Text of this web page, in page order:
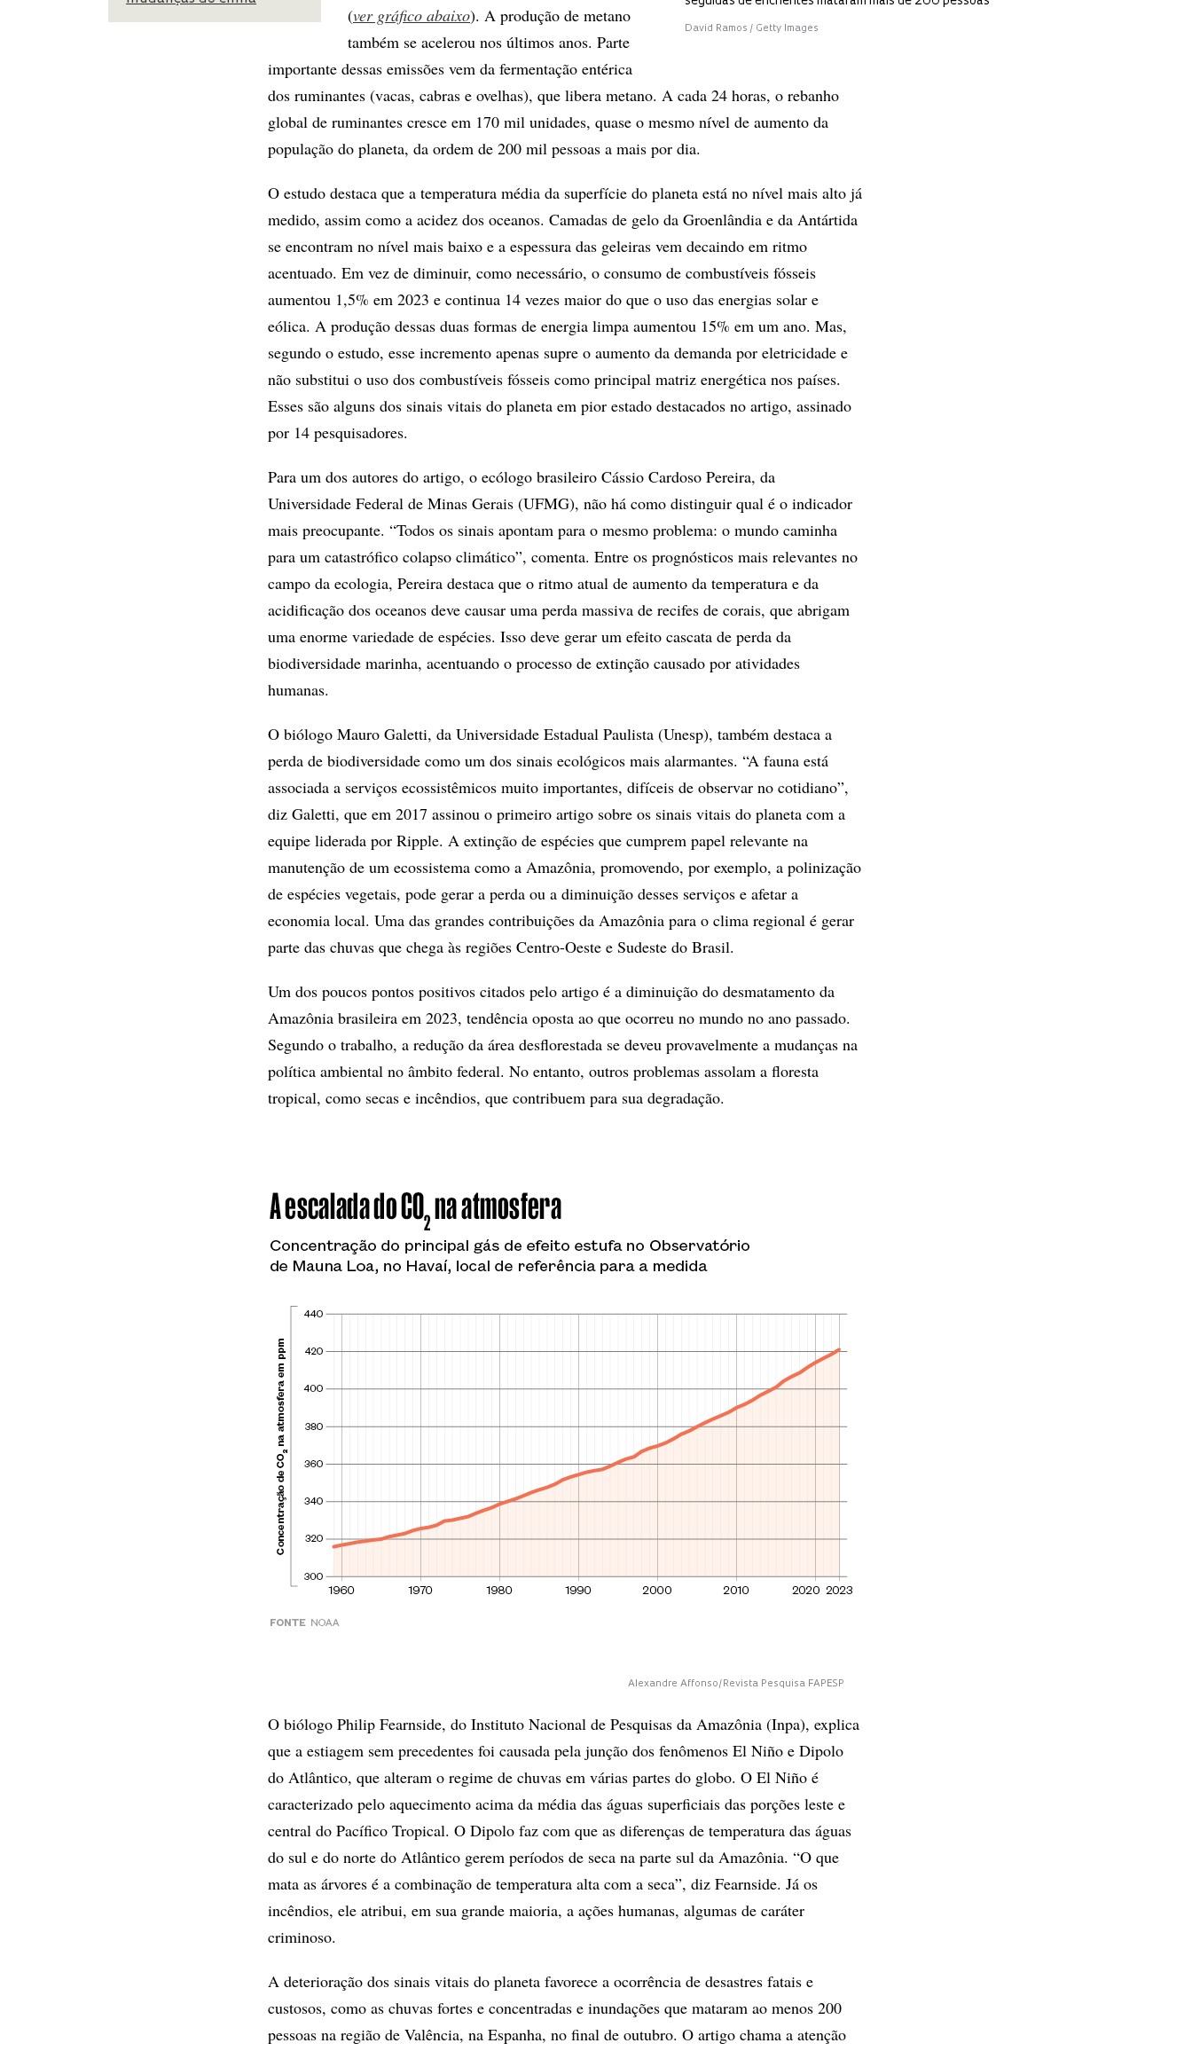
David Ramos / Getty Images
(ver gráfico abaixo). A produção de metano
também se acelerou nos últimos anos. Parte
importante dessas emissões vem da fermentação entérica
dos ruminantes (vacas, cabras e ovelhas), que libera metano. A cada 24 horas, o rebanho
global de ruminantes cresce em 170 mil unidades, quase o mesmo nível de aumento da
população do planeta, da ordem de 200 mil pessoas a mais por dia.
O estudo destaca que a temperatura média da superfície do planeta está no nível mais alto já
medido, assim como a acidez dos oceanos. Camadas de gelo da Groenlândia e da Antártida
se encontram no nível mais baixo e a espessura das geleiras vem decaindo em ritmo
acentuado. Em vez de diminuir, como necessário, o consumo de combustíveis fósseis
aumentou 1,5% em 2023 e continua 14 vezes maior do que o uso das energias solar e
eólica. A produção dessas duas formas de energia limpa aumentou 15% em um ano. Mas,
segundo o estudo, esse incremento apenas supre o aumento da demanda por eletricidade e
não substitui o uso dos combustíveis fósseis como principal matriz energética nos países.
Esses são alguns dos sinais vitais do planeta em pior estado destacados no artigo, assinado
por 14 pesquisadores.
Para um dos autores do artigo, o ecólogo brasileiro Cássio Cardoso Pereira, da
Universidade Federal de Minas Gerais (UFMG), não há como distinguir qual é o indicador
mais preocupante. “Todos os sinais apontam para o mesmo problema: o mundo caminha
para um catastrófico colapso climático”, comenta. Entre os prognósticos mais relevantes no
campo da ecologia, Pereira destaca que o ritmo atual de aumento da temperatura e da
acidificação dos oceanos deve causar uma perda massiva de recifes de corais, que abrigam
uma enorme variedade de espécies. Isso deve gerar um efeito cascata de perda da
biodiversidade marinha, acentuando o processo de extinção causado por atividades
humanas.
O biólogo Mauro Galetti, da Universidade Estadual Paulista (Unesp), também destaca a
perda de biodiversidade como um dos sinais ecológicos mais alarmantes. “A fauna está
associada a serviços ecossistêmicos muito importantes, difíceis de observar no cotidiano”,
diz Galetti, que em 2017 assinou o primeiro artigo sobre os sinais vitais do planeta com a
equipe liderada por Ripple. A extinção de espécies que cumprem papel relevante na
manutenção de um ecossistema como a Amazônia, promovendo, por exemplo, a polinização
de espécies vegetais, pode gerar a perda ou a diminuição desses serviços e afetar a
economia local. Uma das grandes contribuições da Amazônia para o clima regional é gerar
parte das chuvas que chega às regiões Centro-Oeste e Sudeste do Brasil.
Um dos poucos pontos positivos citados pelo artigo é a diminuição do desmatamento da
Amazônia brasileira em 2023, tendência oposta ao que ocorreu no mundo no ano passado.
Segundo o trabalho, a redução da área desflorestada se deveu provavelmente a mudanças na
política ambiental no âmbito federal. No entanto, outros problemas assolam a floresta
tropical, como secas e incêndios, que contribuem para sua degradação.
Alexandre Affonso/Revista Pesquisa FAPESP
O biólogo Philip Fearnside, do Instituto Nacional de Pesquisas da Amazônia (Inpa), explica
que a estiagem sem precedentes foi causada pela junção dos fenômenos El Niño e Dipolo
do Atlântico, que alteram o regime de chuvas em várias partes do globo. O El Niño é
caracterizado pelo aquecimento acima da média das águas superficiais das porções leste e
central do Pacífico Tropical. O Dipolo faz com que as diferenças de temperatura das águas
do sul e do norte do Atlântico gerem períodos de seca na parte sul da Amazônia. “O que
mata as árvores é a combinação de temperatura alta com a seca”, diz Fearnside. Já os
incêndios, ele atribui, em sua grande maioria, a ações humanas, algumas de caráter
criminoso.
A deterioração dos sinais vitais do planeta favorece a ocorrência de desastres fatais e
custosos, como as chuvas fortes e concentradas e inundações que mataram ao menos 200
pessoas na região de Valência, na Espanha, no final de outubro. O artigo chama a atenção